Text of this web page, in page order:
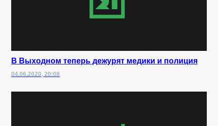
В Выходном теперь дежурят медики и полиция
04.06.2020, 20:08